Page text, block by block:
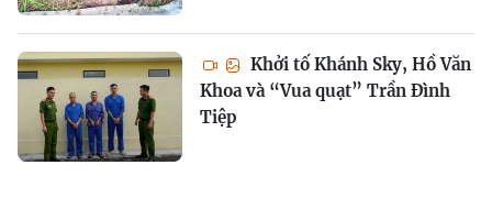
Khởi tố Khánh Sky, Hồ Văn
Khoa và “Vua quạt” Trần Đình
Tiệp